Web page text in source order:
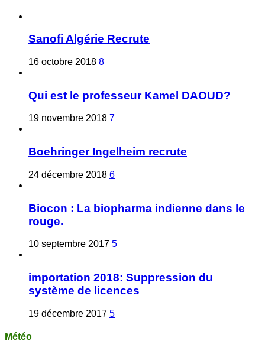
Sanofi Algérie Recrute
16 octobre 2018 8
Qui est le professeur Kamel DAOUD?
19 novembre 2018 7
Boehringer Ingelheim recrute
24 décembre 2018 6
Biocon : La biopharma indienne dans le
rouge.
10 septembre 2017 5
importation 2018: Suppression du
système de licences
19 décembre 2017 5
Météo